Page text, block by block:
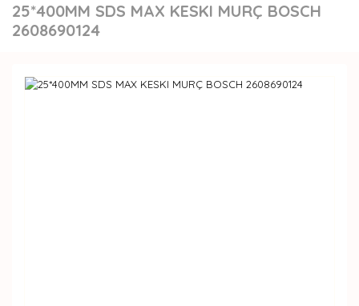
25*400MM SDS MAX KESKI MURÇ BOSCH
2608690124